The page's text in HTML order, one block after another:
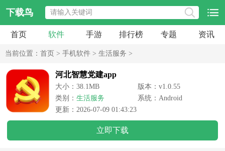
下载鸟
首页 软件 手游 排行榜 专题 资讯
当前位置： 首页 > 手机软件 > 生活服务 >
河北智慧党建app
大小：38.1MB
版本：v1.0.55
类别： 生活服务
系统：Android
更新：2026-07-09 01:43:23
立即下载